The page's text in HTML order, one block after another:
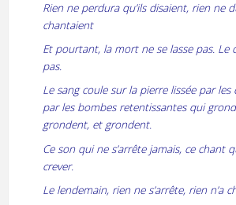
Rien ne perdura qu’ils disaient, rien ne
chantaient
Et pourtant, la mort ne se lasse pas. Le
pas.
Le sang coule sur la pierre lissée par les
par les bombes retentissantes qui
grondent, et grondent.
Ce son qui ne s’arrête jamais, ce chant
crever.
Le lendemain, rien ne s’arrête, rien n’a